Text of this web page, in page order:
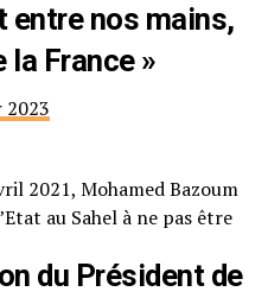
entre nos mains,
la France »
2023
2021, Mohamed Bazoum
au Sahel à ne pas être
du Président de